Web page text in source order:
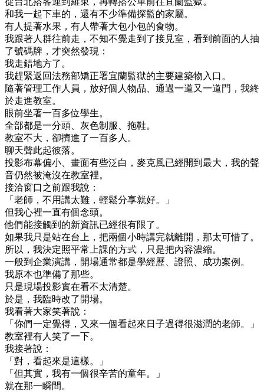
和我一起下車的，還有不少準備探監的家屬。
有人提著水果，有人帶著大包小包的食物。
我跟著人群往前走，不知不覺走到了接見室，看到前面的人抽
了號碼牌，才突然發現：
我走錯地方了。
我趕緊返回法務部矯正署宜蘭監獄的主要建築物入口。
隨著管理工作人員，放好個人物品、通過一道又一道門，我終
於走進教室。
眼前坐著一百多位學生。
全部都是一分頭、灰色制服、拖鞋。
教室不大，卻擠進了一百多人。
聊天聲此起彼落。
投影布幕偏小、畫面有些泛白，麥克風已經開到最大，我的聲
音仍然被淹沒在教室裡。
接洽窗口之前跟我說：
「老師，不用講太難，輕鬆分享就好。」
但我心裡一直有個念頭。
他們能接觸到的新資訊已經很有限了。
如果我只是站在台上，把兩個小時講完就離開，那太可惜了。
所以，我決定照平常上課的方式，只是把內容濃縮。
一般到企業演講，開場通常都是學經歷、證照、成功案例。
我原本也準備了那些。
只是現場投影實在看不太清楚。
於是，我臨時改了開場。
我看著大家笑著說：
「你們一定覺得，又來一個看起來日子過得很滋潤的老師。」
教室裡有人笑了一下。
我接著說：
「對，看起來是這樣。」
「但其實，我有一個很辛苦的童年。」
就在那一瞬間。